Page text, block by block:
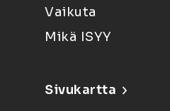
Vaikuta
Mikä ISYY
Sivukartta